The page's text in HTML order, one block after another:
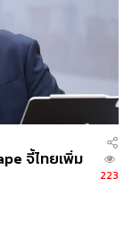
ของเทคโนโลยี
ผู้บริโภค แต่ขาย
น Data Center
การ GPUaaS
รอบนี้กำลัง
มากขึ้น
ร์ม Internet และ
Data Center,
Storage,
จี้ไทยเพิ่ม
223